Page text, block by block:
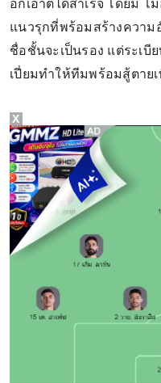
อกเอาต์ได้สำเร็จ โดยมี
แนวรุกที่พร้อมสร้างความ
ชื่อชั้นจะเป็นรอง แต่ระเบี
เปี่ยมทำให้ทีมพร้อมสู้ตาย
X